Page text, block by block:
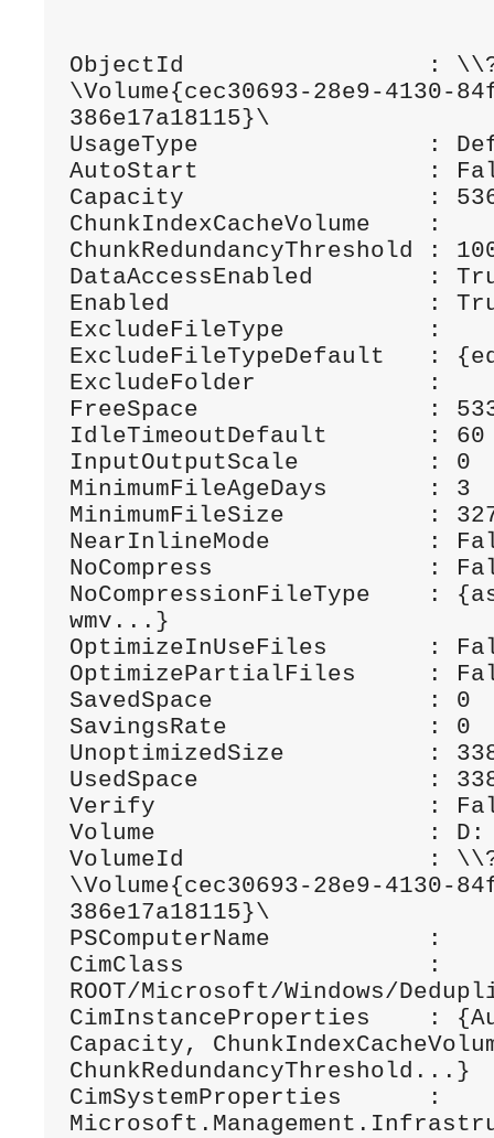
ObjectId                 :
\Volume{cec30693-28e9-4130-
386e17a18115}\
UsageType                :
AutoStart                :
Capacity                 :
ChunkIndexCacheVolume    :
ChunkRedundancyThreshold :
DataAccessEnabled        :
Enabled                  :
ExcludeFileType          :
ExcludeFileTypeDefault   :
ExcludeFolder            :
FreeSpace                :
IdleTimeoutDefault       : 60
InputOutputScale         : 0
MinimumFileAgeDays       : 3
MinimumFileSize          :
NearInlineMode           :
NoCompress               :
NoCompressionFileType    :
wmv...}
OptimizeInUseFiles       :
OptimizePartialFiles     :
SavedSpace               : 0
SavingsRate              : 0
UnoptimizedSize          :
UsedSpace                :
Verify                   :
Volume                   : D:
VolumeId                 :
\Volume{cec30693-28e9-4130-
386e17a18115}\
PSComputerName           :
CimClass                 :
ROOT/Microsoft/Windows/
CimInstanceProperties    :
Capacity,
ChunkRedundancyThreshold...}
CimSystemProperties      :